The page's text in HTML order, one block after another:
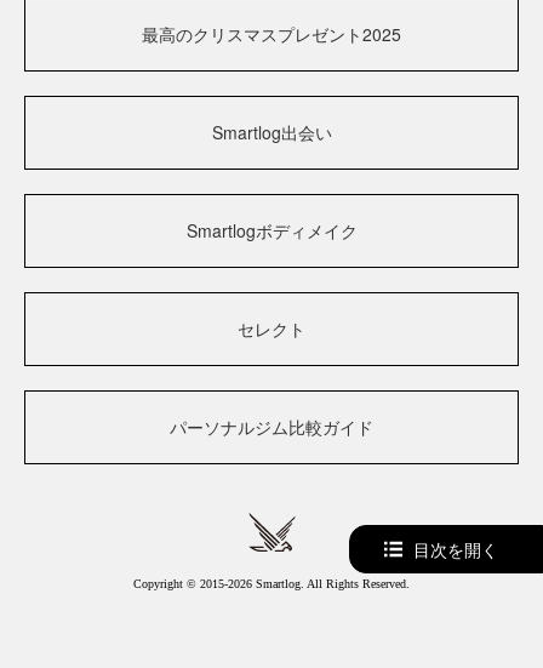
最高のクリスマスプレゼント2025
Smartlog出会い
Smartlogボディメイク
セレクト
パーソナルジム比較ガイド
Copyright © 2015-2026 Smartlog. All Rights Reserved.
目次を開く